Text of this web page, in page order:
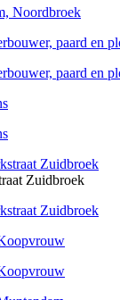
Zuidbroek